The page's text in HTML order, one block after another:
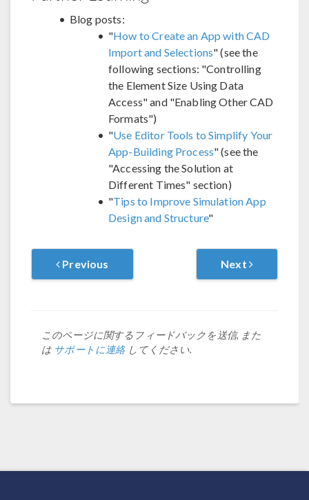
Blog posts:
"How to Create an App with CAD
Import and Selections" (see the
following sections: "Controlling
the Element Size Using Data
Access" and "Enabling Other CAD
Formats")
"Use Editor Tools to Simplify Your
App-Building Process" (see the
"Accessing the Solution at
Different Times" section)
"Tips to Improve Simulation App
Design and Structure"
Previous Next
このページに関するフィードバックを送信, また
は サポートに連絡してください.